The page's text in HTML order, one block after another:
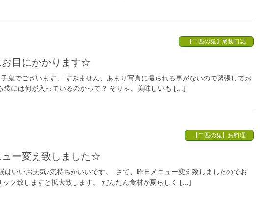
【二匹の鬼】業務日誌
お目にかかります☆
鬼でございます。 すみません、あまり写真に撮られる事がないので緊張してお
には何が入っているのかって？ そりゃ、美味しいも […]
【二匹の鬼】お料理
ー変え致しました☆
いいお天気♪気持ちがいいです。 さて、昨日メニュー変え致しましたのでお
ック致しますと拡大致します。 だんだん食材が夏らしく […]